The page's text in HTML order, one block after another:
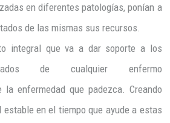
en diferentes patologías, ponían a
de las mismas sus recursos.
integral que va a dar soporte a los
de cualquier enfermo
la enfermedad que padezca. Creando
en el tiempo que ayude a estas